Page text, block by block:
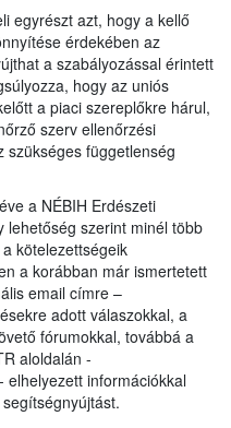
egyrészt azt, hogy a kellő
érdekében az
a szabályozással érintett
hogy az uniós
a piaci szereplőkre hárul,
szerv ellenőrzési
szükséges függetlenség
a NÉBIH Erdészeti
lehetőség szerint minél több
kötelezettségeik
a korábban már ismertetett
email címre –
adott válaszokkal, a
fórumokkal, továbbá a
aloldalán -
elhelyezett információkkal